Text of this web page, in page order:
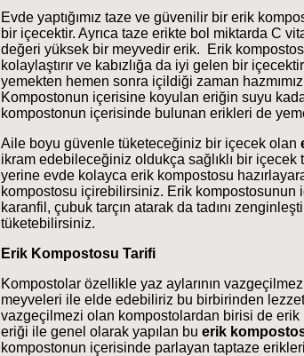
Evde yaptığımız taze ve güvenilir bir erik
bir içecektir. Ayrıca taze erikte bol miktarda C
değeri yüksek bir meyvedir erik. Erik
kolaylaştırır ve kabızlığa da iyi gelen bir
yemekten hemen sonra içildiği zaman
Kompostonun içerisine koyulan eriğin suyu
kompostonun içerisinde bulunan erikleri de
Aile boyu güvenle tüketeceğiniz bir içecek olan
ikram edebileceğiniz oldukça sağlıklı bir içecek
yerine evde kolayca erik kompostosu
kompostosu içirebilirsiniz. Erik kompostosunun
karanfil, çubuk tarçın atarak da tadını
tüketebilirsiniz.
Erik Kompostosu Tarifi
Kompostolar özellikle yaz aylarının
meyveleri ile elde edebiliriz bu birbirinden
vazgeçilmezi olan kompostolardan birisi de erik
eriği ile genel olarak yapılan bu erik
kompostonun içerisinde parlayan taptaze erikleri